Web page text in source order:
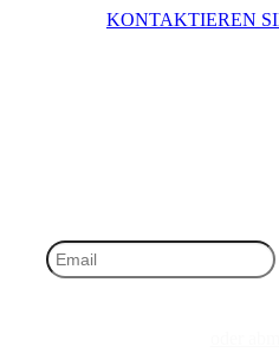
KONTAKTIEREN